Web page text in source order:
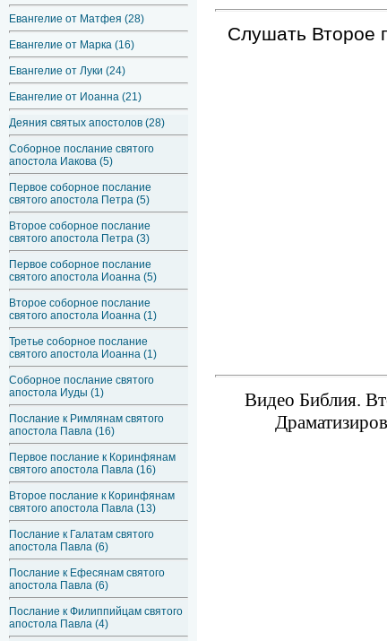
Евангелие от Матфея (28)
Евангелие от Марка (16)
Евангелие от Луки (24)
Евангелие от Иоанна (21)
Деяния святых апостолов (28)
Соборное послание святого
апостола Иакова (5)
Первое соборное послание
святого апостола Петра (5)
Второе соборное послание
святого апостола Петра (3)
Первое соборное послание
святого апостола Иоанна (5)
Второе соборное послание
святого апостола Иоанна (1)
Третье соборное послание
святого апостола Иоанна (1)
Соборное послание святого
апостола Иуды (1)
Послание к Римлянам святого
апостола Павла (16)
Первое послание к Коринфянам
святого апостола Павла (16)
Второе послание к Коринфянам
святого апостола Павла (13)
Послание к Галатам святого
апостола Павла (6)
Послание к Ефесянам святого
апостола Павла (6)
Послание к Филиппийцам святого
апостола Павла (4)
Слушать Второе
Видео Библия.